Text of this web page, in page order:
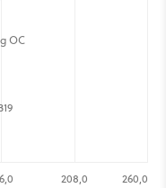
OC
208,0 260,0